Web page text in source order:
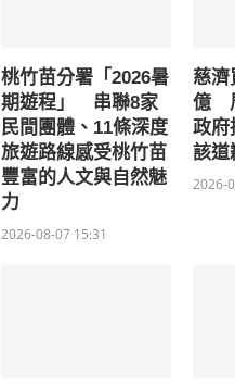
桃竹苗分署「2026暑
期遊程」 串聯8家
民間團體、11條深度
旅遊路線感受桃竹苗
豐富的人文與自然魅
力
2026-08-07 15:31
慈濟
億
政府
該道
2026-